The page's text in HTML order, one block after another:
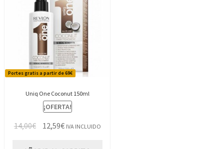
Portes gratis a partir de 69€
Uniq One Coconut 150ml
¡OFERTA!
14,00€ El12,59€ElIVA INCLUIDO